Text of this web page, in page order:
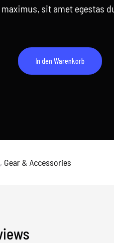
sit amet egestas
In den Warenkorb
, Gear & Accessories